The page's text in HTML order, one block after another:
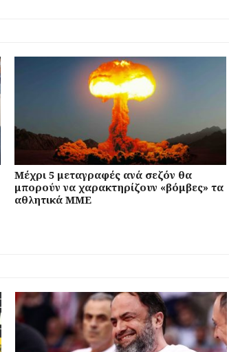
Μέχρι 5 μεταγραφές ανά σεζόν θα
μπορούν να χαρακτηρίζουν «βόμβες» τα
αθλητικά ΜΜΕ